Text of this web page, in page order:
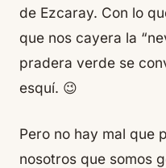
de Ezcaray. Con lo
que nos cayera la
pradera verde se
esquí. 😉
Pero no hay mal que
nosotros que somos